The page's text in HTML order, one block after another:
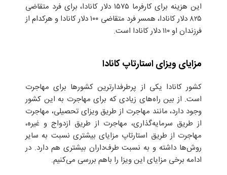
این هزینه برای کارفرما ۱۵۷۵ دلار کانادا، برای فرد متقاضی
۸۲۵ دلار کانادا، همسر فرد متقاضی ۱۰۰ دلار کانادا و هرکدام از
فرزندان او ۱۱۰ دلار کانادا است.
مزایای ویزای استارتاپ کانادا
کشور کانادا یکی از پرطرفدارترین کشورها برای مهاجرت
است. از بین راه‌های زیادی که برای مهاجرت به این کشور
وجود دارد، مانند مهاجرت از طریق ویزای تحصیلی، مهاجرت
از طریق سرمایه‌گذاری، مهاجرت از طریق ازدواج و غیره،
مهاجرت از طریق استارتاپ مزایای بیشتری نسبت به سایر
روش‌ها داشته و به نسبت طرف‌داران بیشتری هم دارد. در
ادامه برخی مزایای این ویزا را باهم بررسی می‌کنیم.